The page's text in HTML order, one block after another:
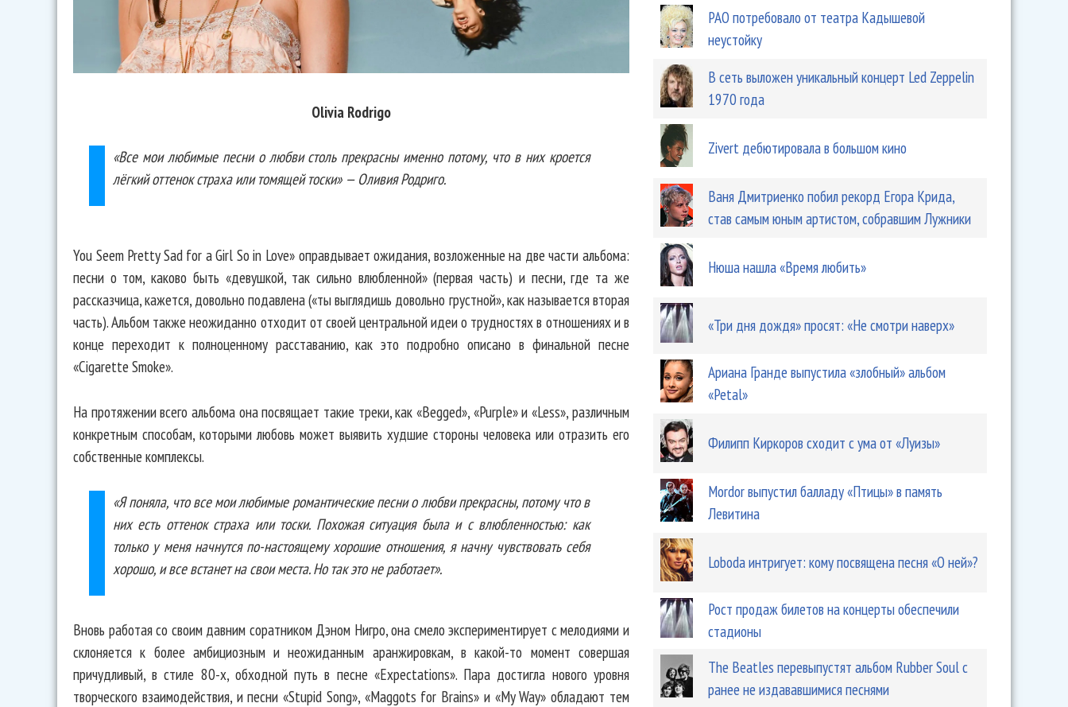
Olivia Rodrigo
«Все мои любимые песни о любви столь прекрасны именно потому, что в них кроется
лёгкий оттенок страха или томящей тоски» — Оливия Родриго.
You Seem Pretty Sad for a Girl So in Love» оправдывает ожидания, возложенные на две части альбома:
песни о том, каково быть «девушкой, так сильно влюбленной» (первая часть) и песни, где та же
рассказчица, кажется, довольно подавлена ​​(«ты выглядишь довольно грустной», как называется вторая
часть). Альбом также неожиданно отходит от своей центральной идеи о трудностях в отношениях и в
конце переходит к полноценному расставанию, как это подробно описано в финальной песне
«Cigarette Smoke».
На протяжении всего альбома она посвящает такие треки, как «Begged», «Purple» и «Less», различным
конкретным способам, которыми любовь может выявить худшие стороны человека или отразить его
собственные комплексы.
«Я поняла, что все мои любимые романтические песни о любви прекрасны, потому что в
них есть оттенок страха или тоски. Похожая ситуация была и с влюбленностью: как
только у меня начнутся по-настоящему хорошие отношения, я начну чувствовать себя
хорошо, и все встанет на свои места. Но так это не работает».
Вновь работая со своим давним соратником Дэном Нигро, она смело экспериментирует с мелодиями и
склоняется к более амбициозным и неожиданным аранжировкам, в какой-то момент совершая
причудливый, в стиле 80-х, обходной путь в песне «Expectations». Пара достигла нового уровня
творческого взаимодействия, и песни «Stupid Song», «Maggots for Brains» и «My Way» обладают тем
РАО потребовало от театра Кадышевой
неустойку
В сеть выложен уникальный концерт Led Zeppelin
1970 года
Zivert дебютировала в большом кино
Ваня Дмитриенко побил рекорд Егора Крида,
став самым юным артистом, собравшим Лужники
Нюша нашла «Время любить»
«Три дня дождя» просят: «Не смотри наверх»
Ариана Гранде выпустила «злобный» альбом
«Petal»
Филипп Киркоров сходит с ума от «Луизы»
Mordor выпустил балладу «Птицы» в память
Левитина
Loboda интригует: кому посвящена песня «О ней»?
Рост продаж билетов на концерты обеспечили
стадионы
The Beatles перевыпустят альбом Rubber Soul с
ранее не издававшимися песнями